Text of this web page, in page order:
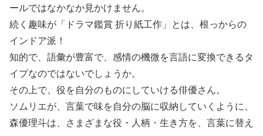
ールではなかなか見かけません。
続く趣味が「ドラマ鑑賞 折り紙工作」とは、根っからの
インドア派！
知的で、語彙が豊富で、感情の機微を言語に変換できるタ
イプなのではないでしょうか。
その上で、役を自分のものにしていける俳優さん。
ソムリエが、言葉で味を自分の脳に収納していくように、
森優理斗は、さまざまな役・人柄・生き方を、言葉に替え